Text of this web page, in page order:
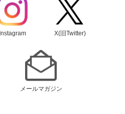
Instagram X(旧Twitter)
メールマガジン